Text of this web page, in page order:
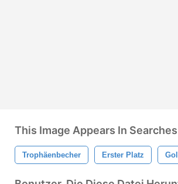
This Image Appears In
Trophäenbecher Erster Platz